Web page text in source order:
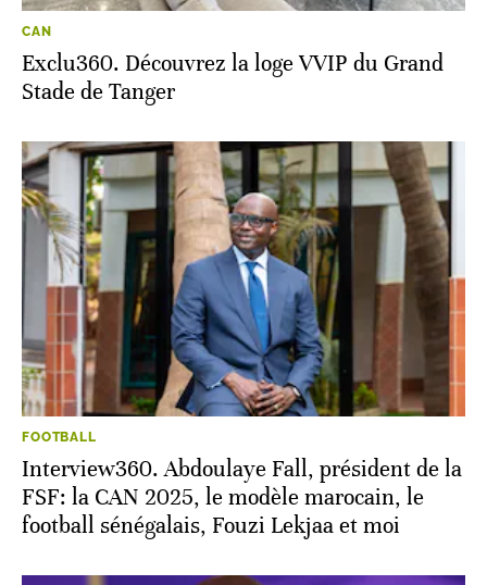
CAN
Exclu360. Découvrez la loge VVIP du Grand
FOOTBALL
Interview360. Abdoulaye Fall, président de la
FSF: la CAN 2025, le modèle marocain, le